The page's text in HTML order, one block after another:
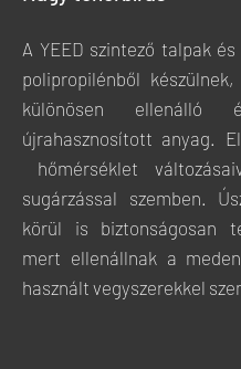
A YEED szintező talpak
polipropilénből
különösen ellenálló
újrahasznosított anyag.
hőmérséklet
sugárzással szemben.
körül is biztonságosan
mert ellenállnak a
használt vegyszerekkel